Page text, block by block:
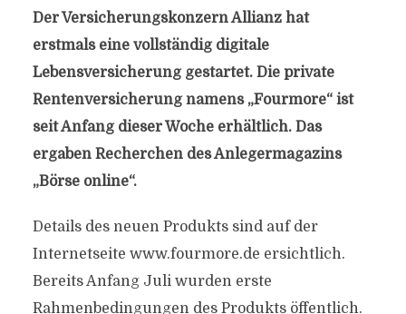
Der Versicherungskonzern Allianz hat
erstmals eine vollständig digitale
Lebensversicherung gestartet. Die private
Rentenversicherung namens „Fourmore“ ist
seit Anfang dieser Woche erhältlich. Das
ergaben Recherchen des Anlegermagazins
„Börse online“.
Details des neuen Produkts sind auf der
Internetseite www.fourmore.de ersichtlich.
Bereits Anfang Juli wurden erste
Rahmenbedingungen des Produkts öffentlich.